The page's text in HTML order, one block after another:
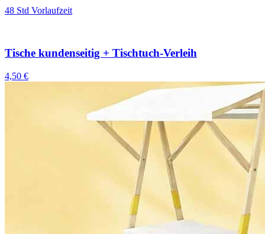
48 Std Vorlaufzeit
Tische kundenseitig + Tischtuch-Verleih
4,50 €